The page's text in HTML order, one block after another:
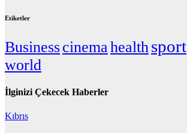
Etiketler
Businesscinemahealthsport
world
İlginizi Çekecek Haberler
Kıbrıs